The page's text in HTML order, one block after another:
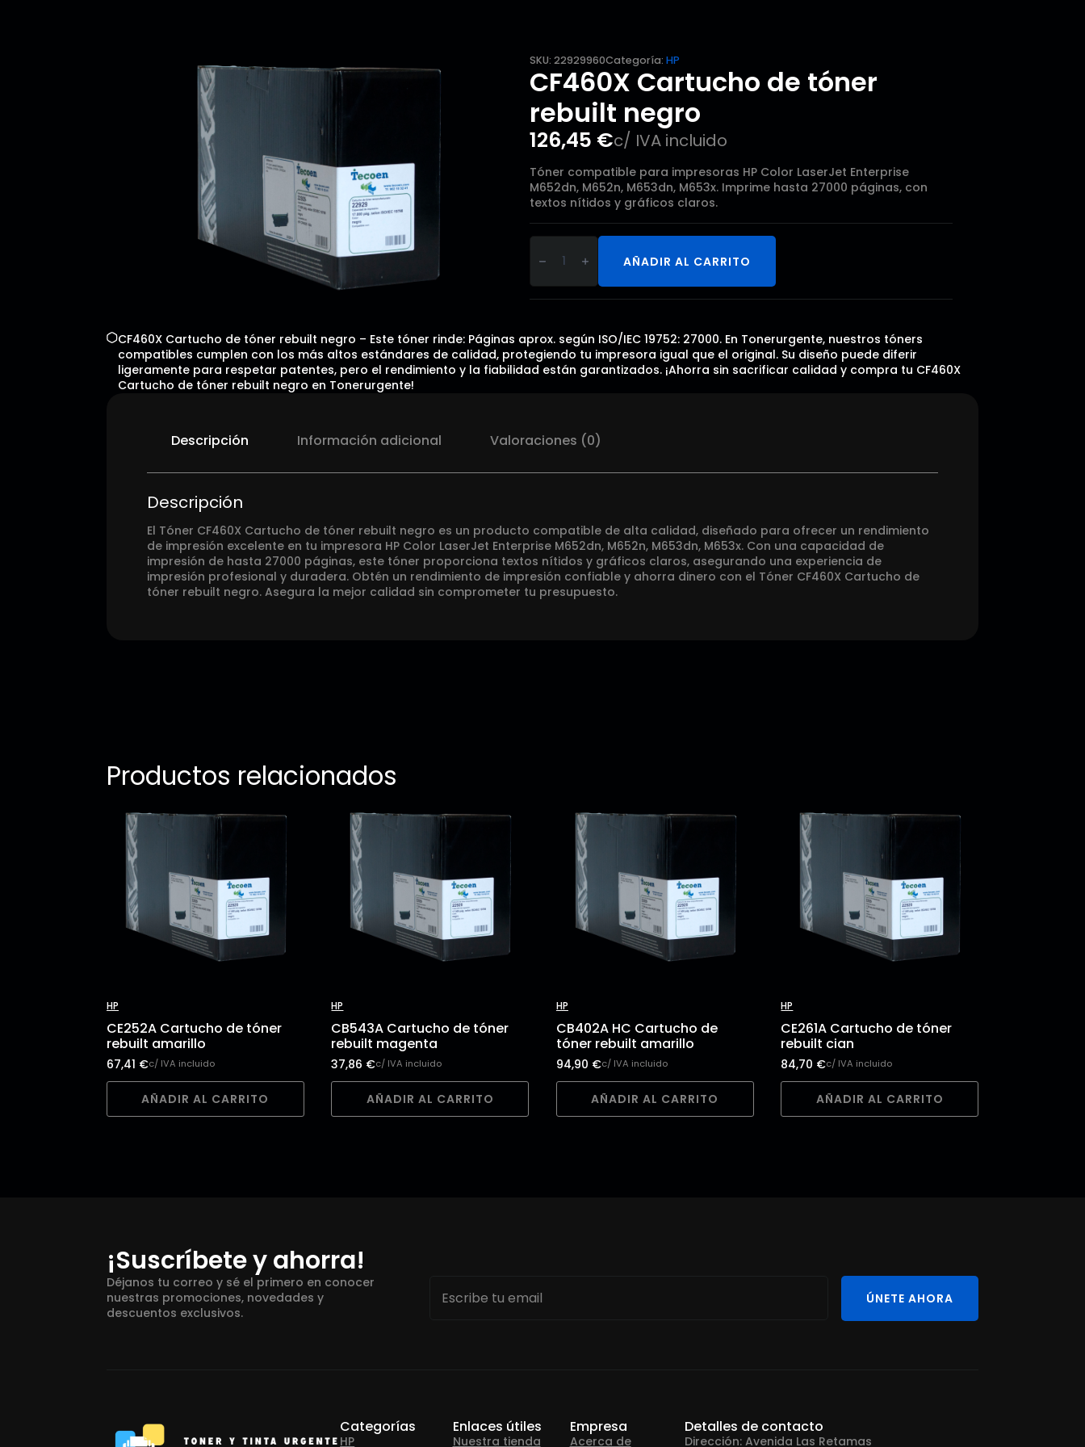
SKU: 22929960Categoría: HP
CF460X Cartucho de tóner
rebuilt negro
126,45 €c/ IVA incluido
Tóner compatible para impresoras HP Color LaserJet Enterprise
M652dn, M652n, M653dn, M653x. Imprime hasta 27000 páginas, con
textos nítidos y gráficos claros.
CF460X
Cartucho
de
negro
AÑADIR AL CARRITO
CF460X Cartucho de tóner rebuilt negro – Este tóner rinde: Páginas aprox. según ISO/IEC 19752: 27000. En Tonerurgente, nuestros tóners
compatibles cumplen con los más altos estándares de calidad, protegiendo tu impresora igual que el original. Su diseño puede diferir
ligeramente para respetar patentes, pero el rendimiento y la fiabilidad están garantizados. ¡Ahorra sin sacrificar calidad y compra tu CF460X
Cartucho de tóner rebuilt negro en Tonerurgente!
Descripción Información adicional Valoraciones (0)
Descripción
El Tóner CF460X Cartucho de tóner rebuilt negro es un producto compatible de alta calidad, diseñado para ofrecer un rendimiento
de impresión excelente en tu impresora HP Color LaserJet Enterprise M652dn, M652n, M653dn, M653x. Con una capacidad de
impresión de hasta 27000 páginas, este tóner proporciona textos nítidos y gráficos claros, asegurando una experiencia de
impresión profesional y duradera. Obtén un rendimiento de impresión confiable y ahorra dinero con el Tóner CF460X Cartucho de
tóner rebuilt negro. Asegura la mejor calidad sin comprometer tu presupuesto.
Productos relacionados
HP
CE252A Cartucho de tóner
rebuilt amarillo
67,41 €c/ IVA incluido
AÑADIR AL CARRITO
HP
CB543A Cartucho de tóner
rebuilt magenta
37,86 €c/ IVA incluido
AÑADIR AL CARRITO
HP
CB402A HC Cartucho de
tóner rebuilt amarillo
94,90 €c/ IVA incluido
AÑADIR AL CARRITO
HP
CE261A Cartucho de tóner
rebuilt cian
84,70 €c/ IVA incluido
AÑADIR AL CARRITO
¡Suscríbete y ahorra!
Déjanos tu correo y sé el primero en conocer
nuestras promociones, novedades y
descuentos exclusivos.
ÚNETE AHORA
Categorías
HP
Enlaces útiles
Nuestra tienda
Empresa
Acerca de
Detalles de contacto
Dirección: Avenida Las Retamas